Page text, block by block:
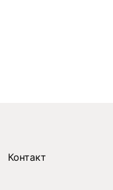
Контакт